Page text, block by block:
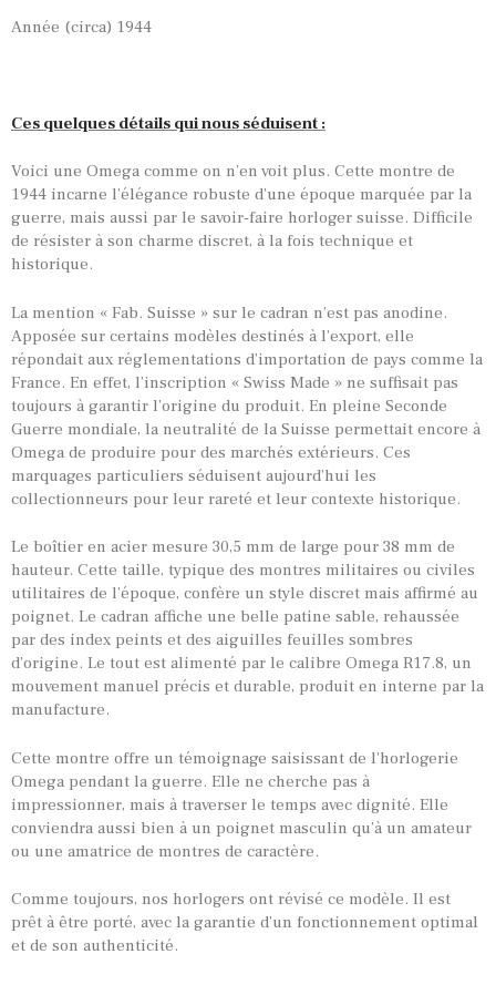
TOUTES NOS VINTAGES
MONTRES PAR HISTOIRES
CONTACTS & HISTORIQUE
Année (circa) 1944
Ces quelques détails qui nous séduisent :
Voici une Omega comme on n’en voit plus. Cette montre de
1944 incarne l’élégance robuste d’une époque marquée par la
guerre, mais aussi par le savoir-faire horloger suisse. Difficile
de résister à son charme discret, à la fois technique et
historique.
La mention « Fab. Suisse » sur le cadran n’est pas anodine.
Apposée sur certains modèles destinés à l’export, elle
répondait aux réglementations d’importation de pays comme la
France. En effet, l’inscription « Swiss Made » ne suffisait pas
toujours à garantir l’origine du produit. En pleine Seconde
Guerre mondiale, la neutralité de la Suisse permettait encore à
Omega de produire pour des marchés extérieurs. Ces
marquages particuliers séduisent aujourd’hui les
collectionneurs pour leur rareté et leur contexte historique.
Le boîtier en acier mesure 30,5 mm de large pour 38 mm de
hauteur. Cette taille, typique des montres militaires ou civiles
utilitaires de l’époque, confère un style discret mais affirmé au
poignet. Le cadran affiche une belle patine sable, rehaussée
par des index peints et des aiguilles feuilles sombres
d’origine. Le tout est alimenté par le calibre Omega R17.8, un
mouvement manuel précis et durable, produit en interne par la
manufacture.
Cette montre offre un témoignage saisissant de l’horlogerie
Omega pendant la guerre. Elle ne cherche pas à
impressionner, mais à traverser le temps avec dignité. Elle
conviendra aussi bien à un poignet masculin qu’à un amateur
ou une amatrice de montres de caractère.
Comme toujours, nos horlogers ont révisé ce modèle. Il est
prêt à être porté, avec la garantie d’un fonctionnement optimal
et de son authenticité.